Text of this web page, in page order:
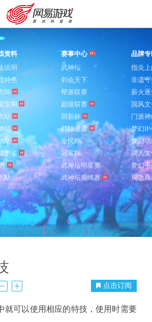
客服中心
资料 赛事中心 品牌
说明
特色
间
宝阁
站
站
站
图鉴
站
武神坛
剑会天下
帮派联赛
超级联赛
萌新杯
群雄逐鹿
全民PK
冠军杯
武神坛明星赛
武神坛巅峰赛
指尖
非遗守
薪火
国风
门派神
梦幻IP
梦幻
同人
梦幻
周边
点击订阅
可以使用相应的特技，使用时需要